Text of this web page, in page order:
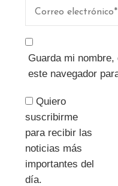
Guarda mi
este navegador
Quiero
suscribirme
para recibir las
noticias más
importantes del
día.